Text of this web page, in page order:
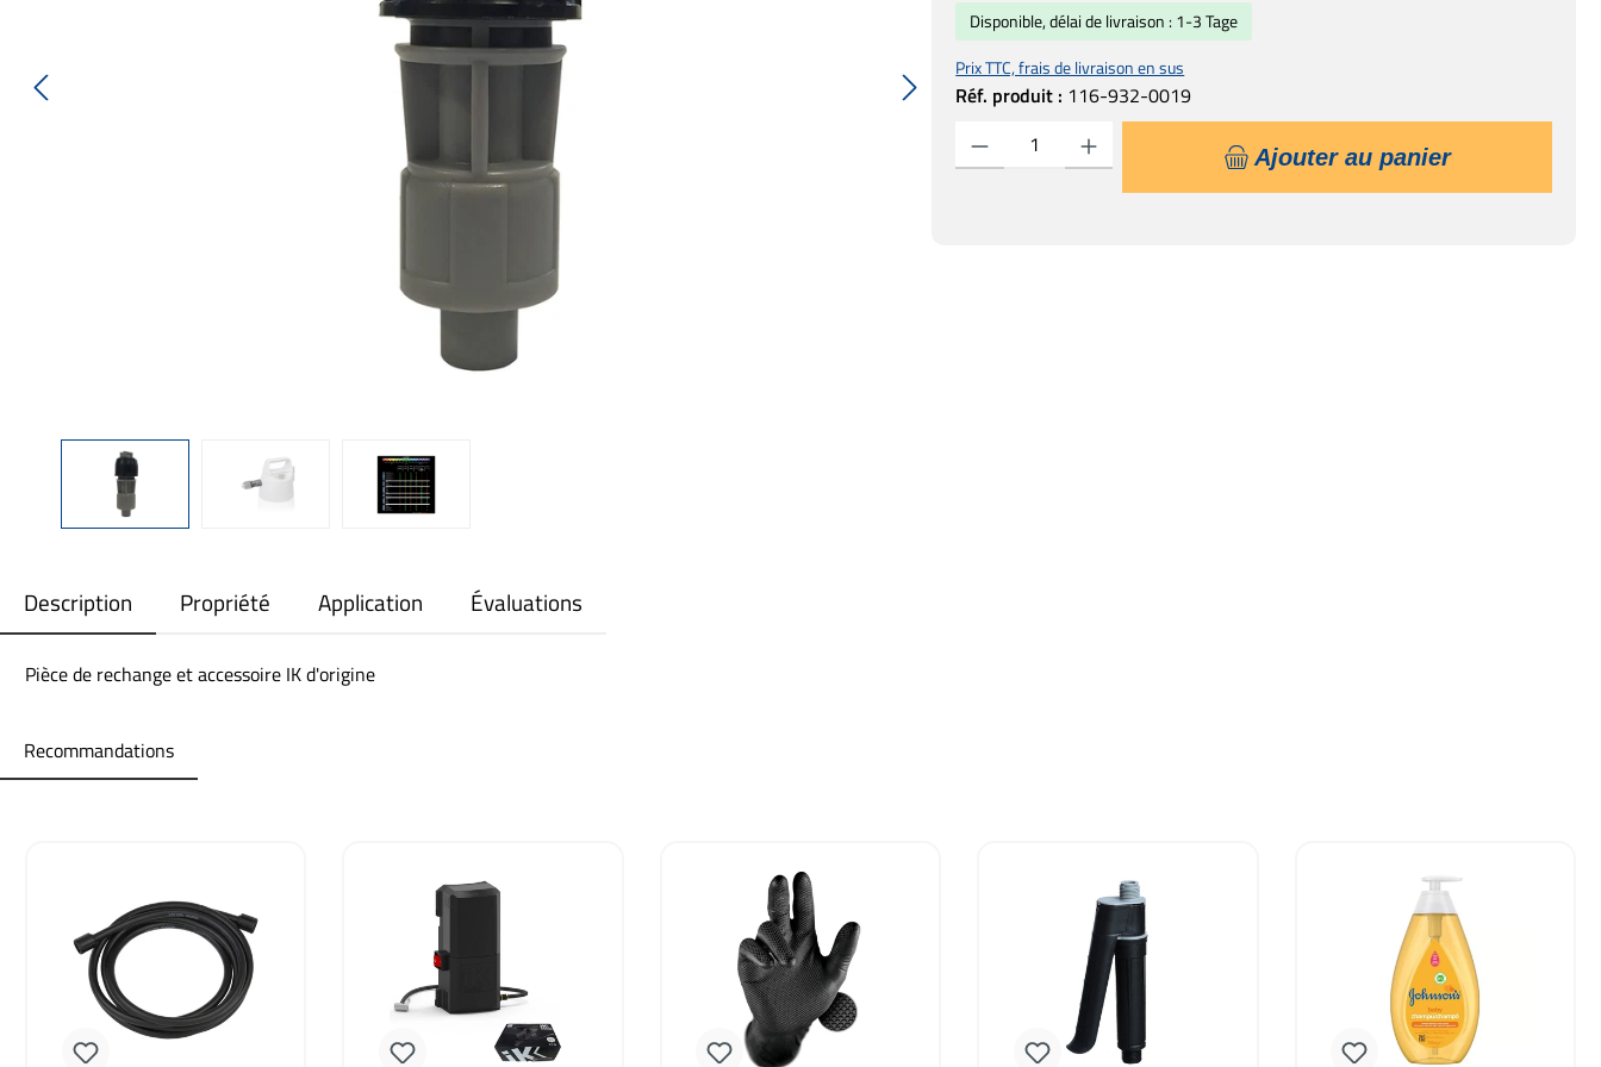
Prix TTC, frais de livraison en sus
Réf. produit : 116-932-0019
Disponible, délai de livraison : 1-3 Tage
Quantité de produit : Entrez la quantité souhaitée ou utilisez les boutons pour augmenter ou
Ajouter au panier
Description Propriété Application Évaluations
Pièce de rechange et accessoire IK d'origine
Recommandations